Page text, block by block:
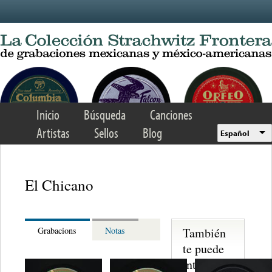
Inicio Búsqueda
Canciones
Artistas
Sellos Blog Español
El Chicano
Grabacions Notas
También
te puede
interesar...